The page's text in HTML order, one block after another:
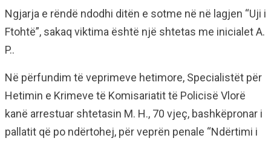
Ngjarja e rëndë ndodhi ditën e sotme në në lagjen “Uji i
Ftohtë”, sakaq viktima është një shtetas me inicialet A.
P..
Në përfundim të veprimeve hetimore, Specialistët për
Hetimin e Krimeve të Komisariatit të Policisë Vlorë
kanë arrestuar shtetasin M. H., 70 vjeç, bashkëpronar i
pallatit që po ndërtohej, për veprën penale “Ndërtimi i